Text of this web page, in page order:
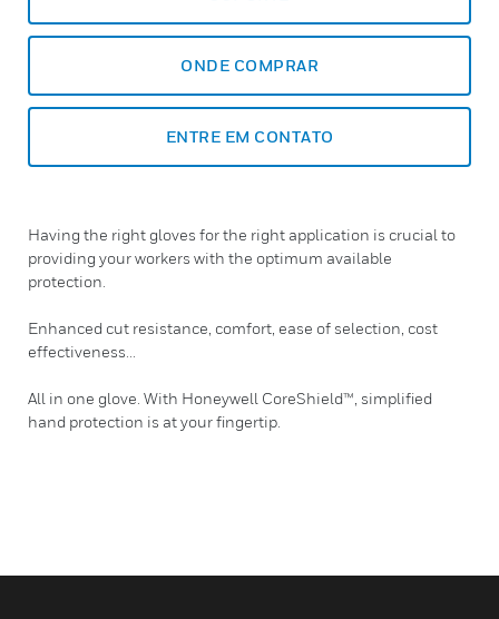
ONDE COMPRAR
ENTRE EM CONTATO
Having the right gloves for the right application is crucial to
providing your workers with the optimum available
protection.
Enhanced cut resistance, comfort, ease of selection, cost
effectiveness...
All in one glove. With Honeywell CoreShield™, simplified
hand protection is at your fingertip.